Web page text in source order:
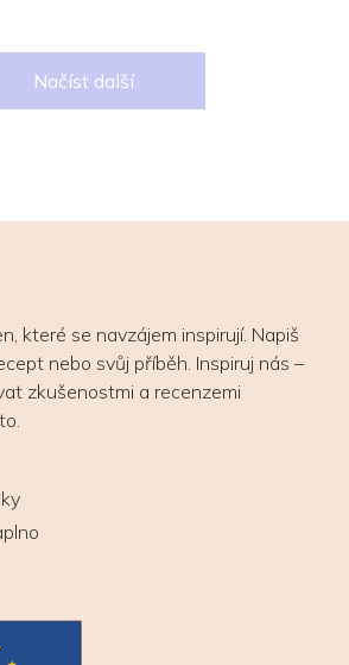
Načíst další
které se navzájem inspirují. Napiš
nebo svůj příběh. Inspiruj nás –
zkušenostmi a recenzemi